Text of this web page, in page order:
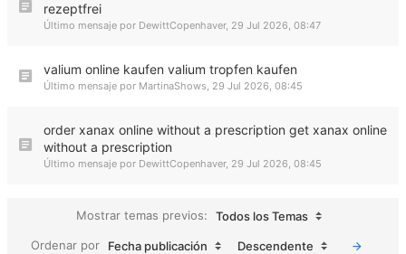
rezeptfrei
Último mensaje por DewittCopenhaver, 29 Jul 2026, 08:47
valium online kaufen valium tropfen kaufen
Último mensaje por MartinaShows, 29 Jul 2026, 08:45
order xanax online without a prescription get xanax online
without a prescription
Último mensaje por DewittCopenhaver, 29 Jul 2026, 08:45
Mostrar temas previos:
Todos los Temas
Ordenar por
Fecha publicación Descendente